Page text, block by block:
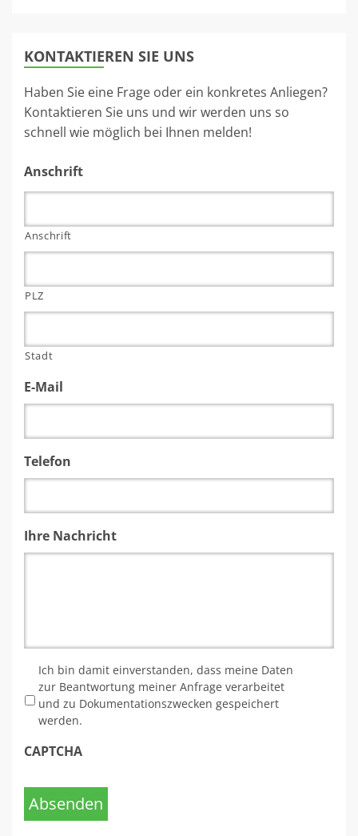
KONTAKTIEREN SIE UNS
Haben Sie eine Frage oder ein konkretes Anliegen?
Kontaktieren Sie uns und wir werden uns so
schnell wie möglich bei Ihnen melden!
Anschrift
Anschrift
PLZ
Stadt
E-Mail
Telefon
Ihre Nachricht
Ich bin damit einverstanden, dass meine Daten
zur Beantwortung meiner Anfrage verarbeitet
und zu Dokumentationszwecken gespeichert
werden.
CAPTCHA
Absenden